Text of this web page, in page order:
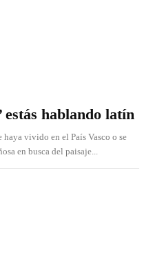
estás hablando latín
en busca del paisaje...